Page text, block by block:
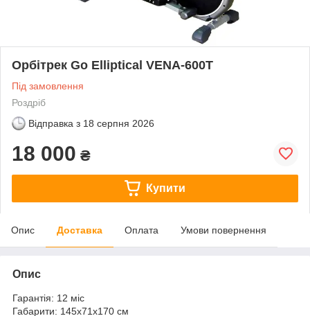
Орбітрек Go Elliptical VENA-600T
Під замовлення
Роздріб
Відправка з 18 серпня 2026
18 000 ₴
Купити
Опис Доставка Оплата Умови повернення
Опис
Гарантія: 12 міс
Габарити: 145х71х170 см